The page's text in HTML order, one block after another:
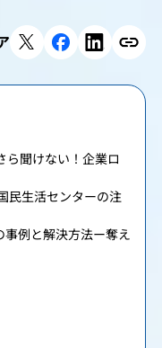
聞けない！企業ロ
民生活センターの注
例と解決方法ー奪え